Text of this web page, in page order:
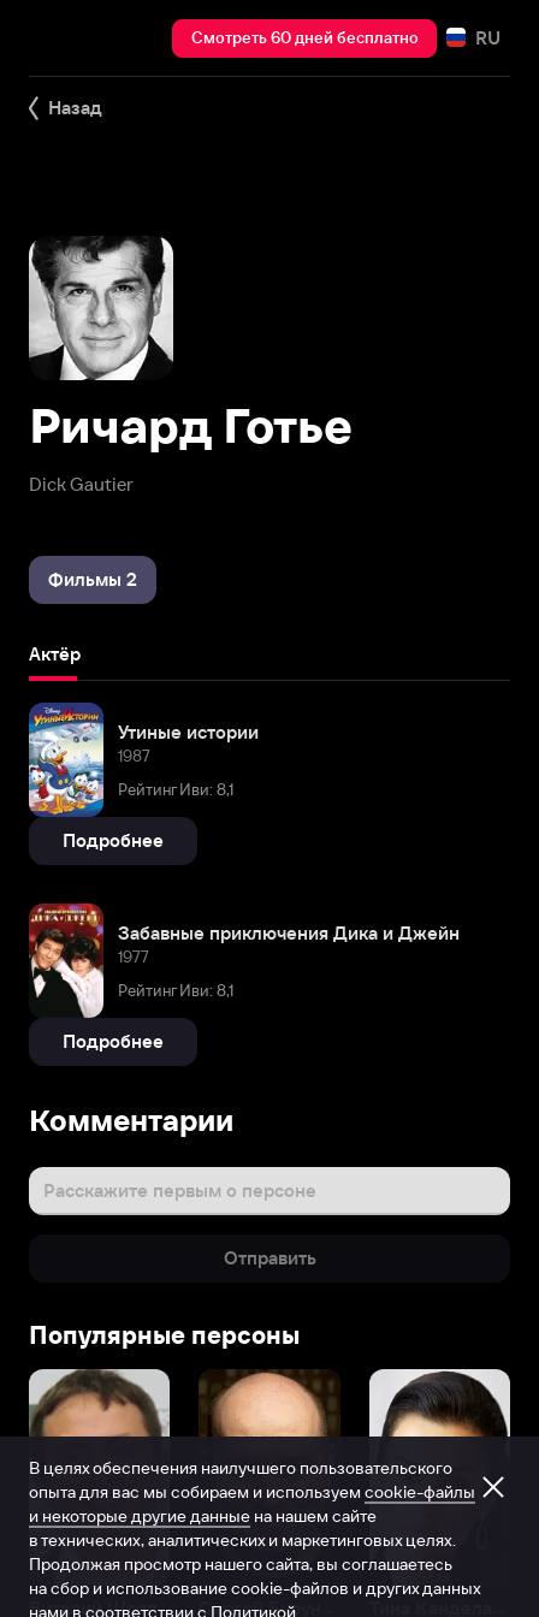
Смотреть 60 дней бесплатно RU
Назад
Dick Gautier
Ричард Готье
Фильмы 2
Актёр
Утиные истории
1987
Рейтинг Иви: 8,1
Подробнее
Забавные приключения Дика и Джейн
1977
Рейтинг Иви: 8,1
Подробнее
Комментарии
Расскажите первым о персоне
Отправить
Популярные персоны
Виталий Шляппо
В целях обеспечения наилучшего пользовательского
опыта для вас мы собираем и используем cookie-файлы
и некоторые другие данные на нашем сайте
в технических, аналитических и маркетинговых целях.
Продолжая просмотр нашего сайта, вы соглашаетесь
на сбор и использование cookie-файлов и других данных
нами в соответствии с Политикой